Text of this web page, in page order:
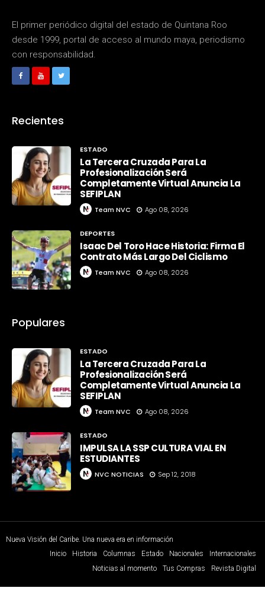
El primer periódico digital del estado de Quintana Roo
desde 1999, portal de acceso al mundo maya, periodismo
con responsabilidad.
Recientes
ESTADO
La Tercera Cruzada Para La
Profesionalización Será
Completamente Virtual Anuncia La
SEFIPLAN
Team NVC Ago 08, 2026
DEPORTES
Isaac Del Toro Hace Historia: Firma El
Contrato Más Largo Del Ciclismo
Team NVC Ago 08, 2026
Populares
ESTADO
La Tercera Cruzada Para La
Profesionalización Será
Completamente Virtual Anuncia La
SEFIPLAN
Team NVC Ago 08, 2026
ESTADO
IMPULSA LA SSP CULTURA VIAL EN
ESTUDIANTES
NVC NOTICIAS Sep 12, 2018
Nueva Visión del Caribe. Una nueva era en información
Inicio
Historia Columnas Estado Nacionales
Internacionales
Noticias al momento
Tus Compras Revista Digital